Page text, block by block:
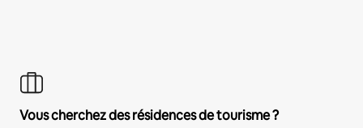
Vous cherchez des résidences de tourisme ?